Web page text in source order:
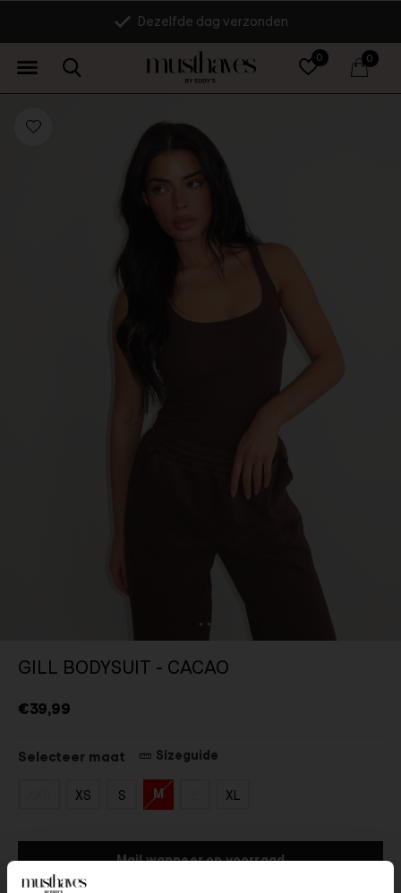
0 0
Dezelfde dag verzonden
GILL BODYSUIT - CACAO
€39,99
Selecteer maat Sizeguide
XS S M XL
Mail wanneer op voorraad